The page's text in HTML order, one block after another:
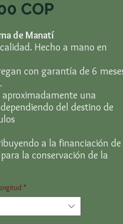
COP
de Manatí
Hecho a mano en
con garantía de 6
una
del destino de
a la financiación de
la conservación de la
*